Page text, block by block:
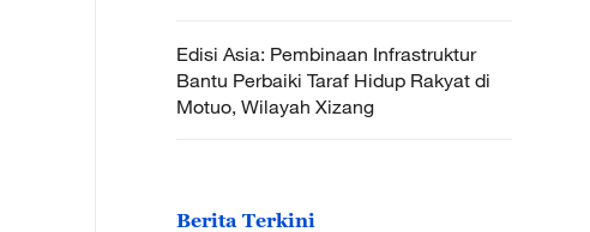
Edisi Asia: Pembinaan Infrastruktur
Bantu Perbaiki Taraf Hidup Rakyat di
Motuo, Wilayah Xizang
Berita Terkini